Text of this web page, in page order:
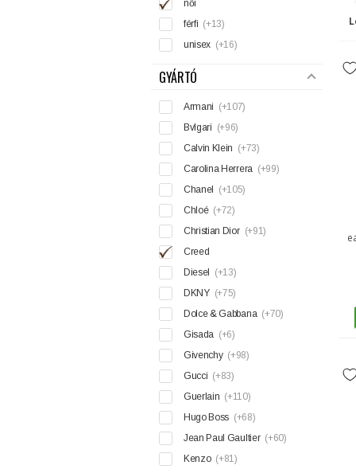
női
férfi (+13)
unisex (+16)
GYÁRTÓ
Armani (+107)
Bvlgari (+96)
Calvin Klein (+73)
Carolina Herrera (+99)
Chanel
(+105)
Chloé (+72)
Christian Dior (+91)
Creed
Diesel
(+13)
DKNY (+75)
Dolce & Gabbana (+70)
Gisada (+6)
Givenchy (+98)
Gucci (+83)
Guerlain (+110)
Hugo Boss (+68)
Jean Paul Gaultier (+60)
Kenzo (+81)